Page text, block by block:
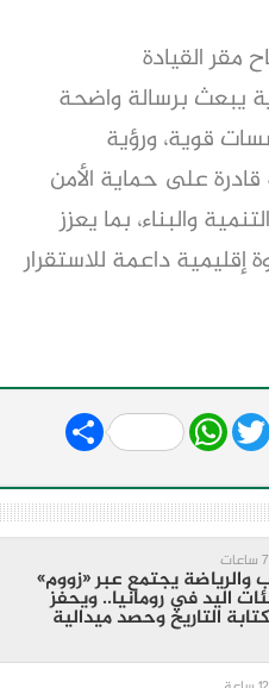
مقر القيادة
يبعث برسالة واضحة
قوية، ورؤية
قادرة على حماية الأمن
والبناء، بما يعزز
إقليمية داعمة للاستقرار
Share
والرياضة يجتمع عبر «زووم»
اليد في رومانيا.. ويحفز
التاريخ وحصد ميدالية